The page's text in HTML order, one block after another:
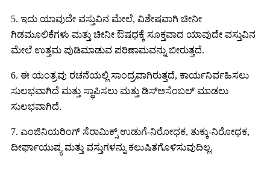
5. ಇದು ಯಾವುದೇ ವಸ್ತುವಿನ ಮೇಲೆ, ವಿಶೇಷವಾಗಿ ಚೀನೀ
ಗಿಡಮೂಲಿಕೆಗಳು ಮತ್ತು ಚೀನೀ ಔಷಧಕ್ಕೆ ಸೂಕ್ತವಾದ ಯಾವುದೇ ವಸ್ತುವಿನ
ಮೇಲೆ ಉತ್ತಮ ಪುಡಿಮಾಡುವ ಪರಿಣಾಮವನ್ನು ಬೀರುತ್ತದೆ.
6. ಈ ಯಂತ್ರವು ರಚನೆಯಲ್ಲಿ ಸಾಂದ್ರವಾಗಿರುತ್ತದೆ, ಕಾರ್ಯನಿರ್ವಹಿಸಲು
ಸುಲಭವಾಗಿದೆ ಮತ್ತು ಸ್ಥಾಪಿಸಲು ಮತ್ತು ಡಿಸ್ಅಸೆಂಬಲ್ ಮಾಡಲು
ಸುಲಭವಾಗಿದೆ.
7. ಎಂಜಿನಿಯರಿಂಗ್ ಸೆರಾಮಿಕ್ಸ್ ಉಡುಗೆ-ನಿರೋಧಕ, ತುಕ್ಕು-ನಿರೋಧಕ,
ದೀರ್ಘಾಯುಷ್ಯ ಮತ್ತು ವಸ್ತುಗಳನ್ನು ಕಲುಷಿತಗೊಳಿಸುವುದಿಲ್ಲ.